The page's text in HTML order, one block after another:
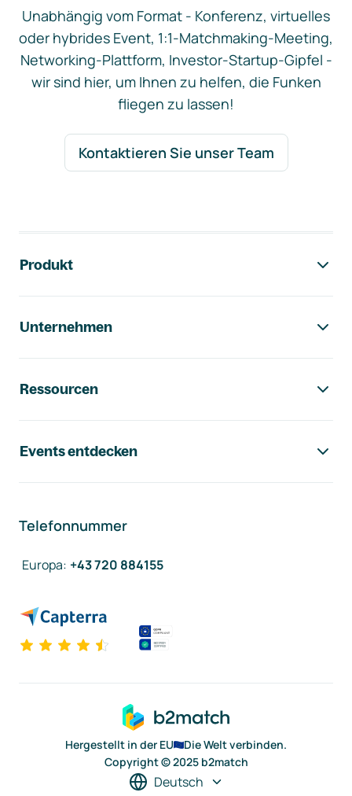
Unabhängig vom Format - Konferenz, virtuelles
oder hybrides Event, 1:1-Matchmaking-Meeting,
Networking-Plattform, Investor-Startup-Gipfel -
wir sind hier, um Ihnen zu helfen, die Funken
fliegen zu lassen!
Kontaktieren Sie unser Team
Produkt
Unternehmen
Ressourcen
Events entdecken
Telefonnummer
Europa: +43 720 884155
Hergestellt in der EU
Die Welt verbinden.
Copyright © 2025 b2match
Deutsch